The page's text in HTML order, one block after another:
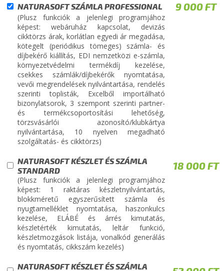
NATURASOFT SZÁMLA PROFESSIONAL 9 000 FT
(Plusz funkciók a jelenlegi programjához
képest: webáruház kapcsolat, devizás
cikktörzs árak, korlátlan egyedi ár megadása,
kötegelt (periódikus tömeges) számla- és
díjbekérő kiállítás, EDI nemzetközi e-számla,
környezetvédelmi termékdíj kezelése,
csekkes számlák/díjbekérők nyomtatása,
vevői megrendelések nyilvántartása, rendelés
szerinti toplisták, Excelből importálható
bizonylatsorok, 3 szempont szerinti partner-
és termékcsoportosítási lehetőség,
törzsvásárlói azonosító/klubkártya
nyilvántartása, 10 nyelven megadható
szolgáltatás- és cikktörzs)
NATURASOFT KÉSZLET ÉS SZÁMLA
STANDARD
18 000 FT
(Plusz funkciók a jelenlegi programjához
képest: 1 raktáras készletnyilvántartás,
blokkméretű egyszerűsített számla és
nyugtamelléklet nyomtatása, haszonkulcs
kezelése, ELÁBÉ és árrés kimutatás,
készletérték kimutatás, leltár funkció,
készletmozgások listája, vonalkód generálás
és nyomtatás, cikkszám kezelés)
NATURASOFT KÉSZLET ÉS SZÁMLA